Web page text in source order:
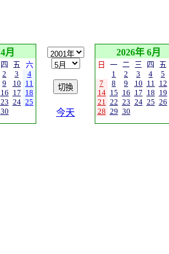
月
四 五
六
2 3
4
9 10 11
16 17 18
23 24 25
30 今天
2026年 6月
日 一 二 三 四 五
1
2 3 4 5
7
8 9 10 11 12
14 15 16 17 18 19
21 22 23 24 25 26
28 29 30